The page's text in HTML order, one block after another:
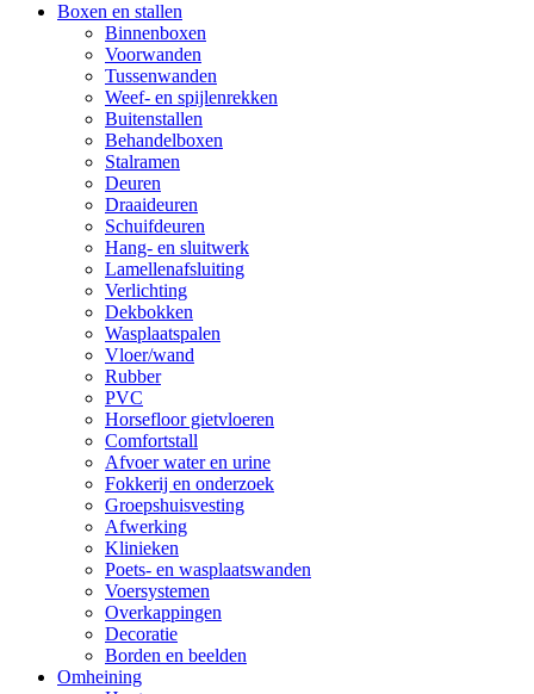
Boxen en stallen
Binnenboxen
Voorwanden
Tussenwanden
Weef- en spijlenrekken
Buitenstallen
Behandelboxen
Stalramen
Deuren
Draaideuren
Schuifdeuren
Hang- en sluitwerk
Lamellenafsluiting
Verlichting
Dekbokken
Wasplaatspalen
Vloer/wand
Rubber
PVC
Horsefloor gietvloeren
Comfortstall
Afvoer water en urine
Fokkerij en onderzoek
Groepshuisvesting
Afwerking
Klinieken
Poets- en wasplaatswanden
Voersystemen
Overkappingen
Decoratie
Borden en beelden
Omheining